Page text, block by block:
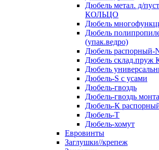
Дюбель метал. д/
КОЛЬЦО
Дюбель
Дюбель
(упак.ведро)
Дюбель распорный-
Дюбель склад.пруж
Дюбель
Дюбель-S с усами
Дюбель-гвоздь
Дюбель-гвоздь
Дюбель-К
Дюбель-Т
Дюбель-хомут
Евровинты
Заглушки//крепеж